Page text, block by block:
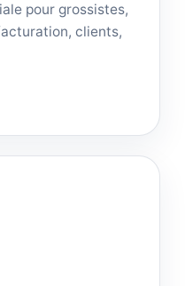
pour grossistes,
clients,